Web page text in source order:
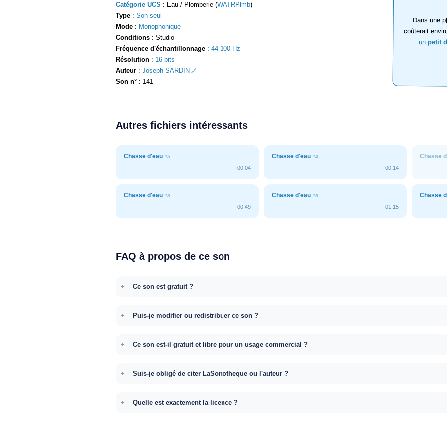
Dans une
coûterait
un petit
Catégorie UCS : Eau / Plomberie (WATRPlmb)
Type : Son seul
Mode : Monophonique
Conditions : Studio
Fréquence d'échantillonnage : 44 100 Hz
Résolution : 16 bits
Auteur : Joseph SARDIN
Son n° : 141
Autres fichiers intéressants
Chasse d'eau #5
00:04
Chasse d'eau #4
00:14
Chasse
Chasse d'eau #3
00:49
Chasse d'eau #6
01:15
Chasse
FAQ à propos de ce son
Ce son est gratuit ?
Puis-je modifier ou redistribuer ce son ?
Ce son est-il gratuit et libre pour un usage commercial ?
Suis-je obligé de citer LaSonotheque ou l'auteur ?
Quelle est exactement la licence ?